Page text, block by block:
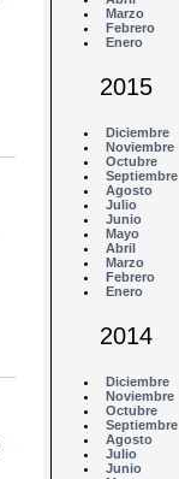
Marzo
Febrero
Enero
2015
Diciembre
Noviembre
Octubre
Septiembre
Agosto
Julio
Junio
Mayo
Abril
Marzo
Febrero
Enero
2014
Diciembre
Noviembre
Octubre
Septiembre
Agosto
Julio
Junio